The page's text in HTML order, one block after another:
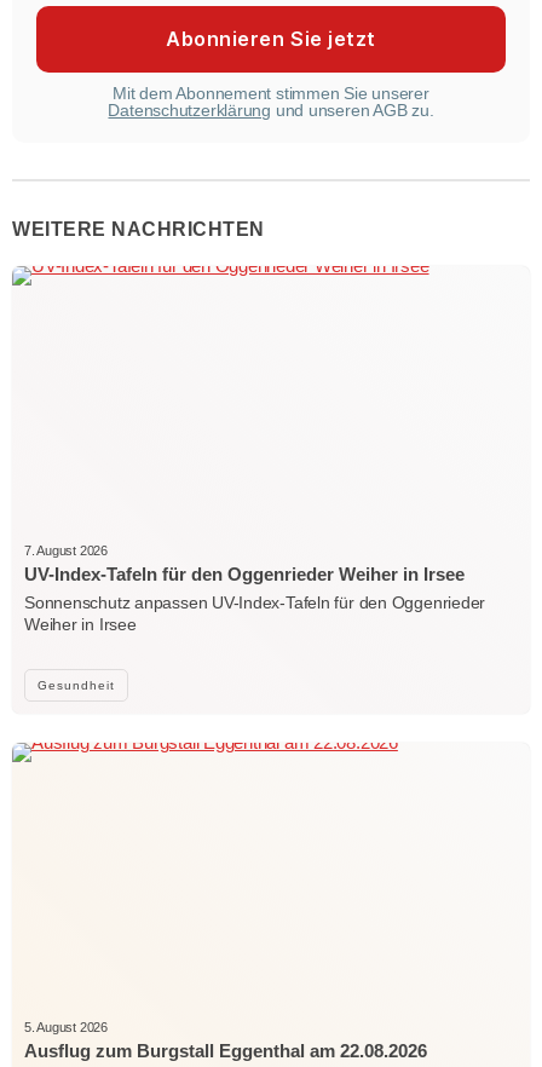
Mit dem Abonnement stimmen Sie unserer
Datenschutzerklärung und unseren AGB zu.
WEITERE NACHRICHTEN
Gesundheit
7. August 2026
UV-Index-Tafeln für den Oggenrieder Weiher in Irsee
Sonnenschutz anpassen UV-Index-Tafeln für den Oggenrieder
Weiher in Irsee
5. August 2026
Ausflug zum Burgstall Eggenthal am 22.08.2026